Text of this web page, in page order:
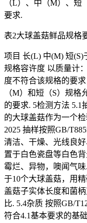
（L）、中（M）、短
要求.
表2大球盖菇鲜品规格
项目 长(L) 中(M) 短(S)
规格容许度 以质量计
度不符合该规格的要
（M）和短（S）规
的要求. 5检测方法 5.1
的大球盖菇作为一个
2025 抽样按照GB/
清洁、干燥、光线良
置于白色瓷盘等白色
霉烂、异物，噢闻气
于10个大球盖菇，用
盖菇子实体长度和菌
比. 5.4杂质 按照GB/
符合4.1基本要求的基